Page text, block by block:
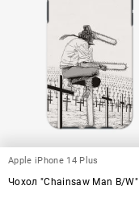
Apple iPhone 14 Plus
Чохол "Chainsaw Man B/W"